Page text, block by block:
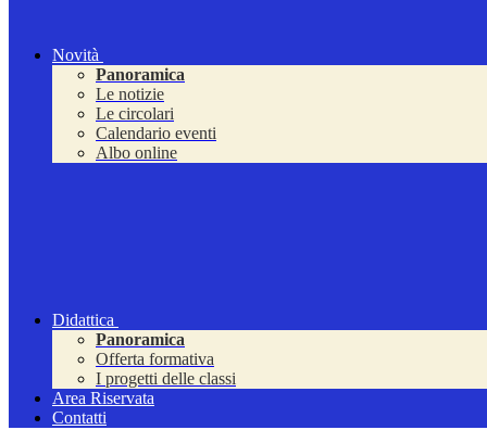
Novità
Panoramica
Le notizie
Le circolari
Calendario eventi
Albo online
Didattica
Panoramica
Offerta formativa
I progetti delle classi
Area Riservata
Contatti